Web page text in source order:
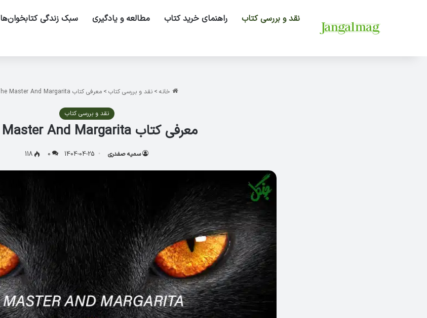
نقد و بررسی کتاب راهنمای خرید کتاب مطالعه و یادگیری سبک زندگی کتابخوان‌ها
خانه > نقد و بررسی کتاب > معرفی کتاب The Master And Margarita
نقد و بررسی کتاب
معرفی کتاب The Master And Margarita
سمیه صفدری 1404-04-25
0
118